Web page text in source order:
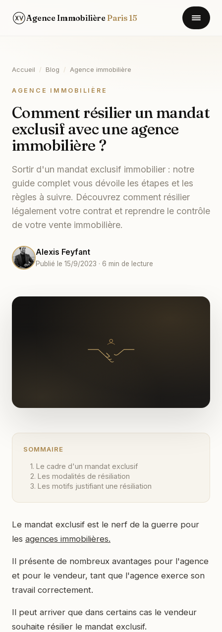
Agence Immobilière Paris 15
Accueil / Blog / Agence immobilière
AGENCE IMMOBILIÈRE
Comment résilier un mandat
exclusif avec une agence
immobilière ?
Sortir d'un mandat exclusif immobilier : notre
guide complet vous dévoile les étapes et les
règles à suivre. Découvrez comment résilier
légalement votre contrat et reprendre le contrôle
de votre vente immobilière.
Alexis Feyfant
Publié le 15/9/2023 · 6 min de lecture
SOMMAIRE
1. Le cadre d'un mandat exclusif
2. Les modalités de résiliation
3. Les motifs justifiant une résiliation
Le mandat exclusif est le nerf de la guerre pour
les agences immobilières.
Il présente de nombreux avantages pour l'agence
et pour le vendeur, tant que l'agence exerce son
travail correctement.
Il peut arriver que dans certains cas le vendeur
souhaite résilier le mandat exclusif.